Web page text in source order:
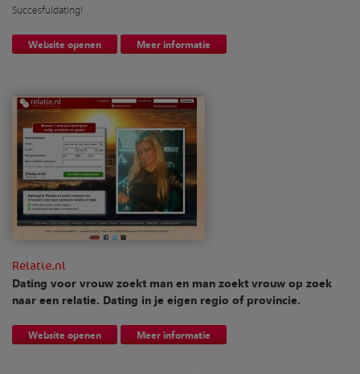
Succesfuldating!
Website openen Meer informatie
Relatie.nl
Dating voor vrouw zoekt man en man zoekt vrouw op zoek
naar een relatie. Dating in je eigen regio of provincie.
Website openen Meer informatie